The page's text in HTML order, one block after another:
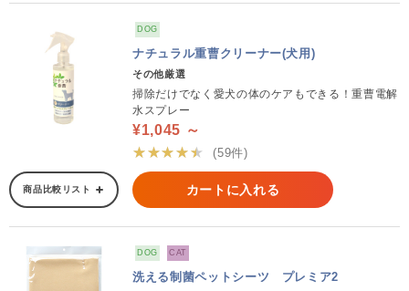
DOG
ナチュラル重曹クリーナー(犬用)
その他厳選
掃除だけでなく愛犬の体のケアもできる！重曹電解
水スプレー
¥1,045 ～
★★★★★
(59件)
商品比較リスト カートに入れる
DOG CAT
洗える制菌ペットシーツ プレミア2